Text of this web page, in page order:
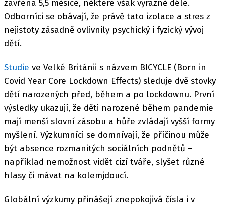
zavřena 5,5 měsíce, některé však výrazně déle.
Odborníci se obávají, že právě tato izolace a stres z
nejistoty zásadně ovlivnily psychický i fyzický vývoj
dětí.
Studie ve Velké Británii s názvem BICYCLE (Born in
Covid Year Core Lockdown Effects) sleduje dvě stovky
dětí narozených před, během a po lockdownu. První
výsledky ukazují, že děti narozené během pandemie
mají menší slovní zásobu a hůře zvládají vyšší formy
myšlení. Výzkumníci se domnívají, že příčinou může
být absence rozmanitých sociálních podnětů –
například nemožnost vidět cizí tváře, slyšet různé
hlasy či mávat na kolemjdoucí.
Globální výzkumy přinášejí znepokojivá čísla i v